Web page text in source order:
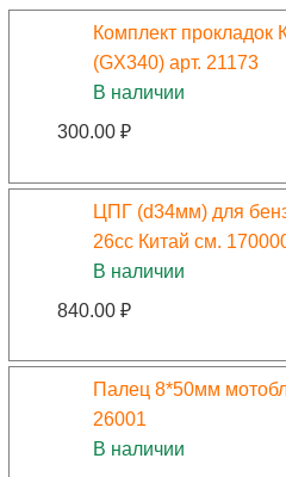
Комплект прокладок
(GX340) арт. 21173
В наличии
300.00 ₽
ЦПГ (d34мм) для
26сс Китай см.
В наличии
840.00 ₽
Палец 8*50мм
26001
В наличии